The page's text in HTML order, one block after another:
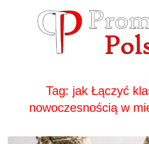
Tag: jak Łączyć
nowoczesnością w